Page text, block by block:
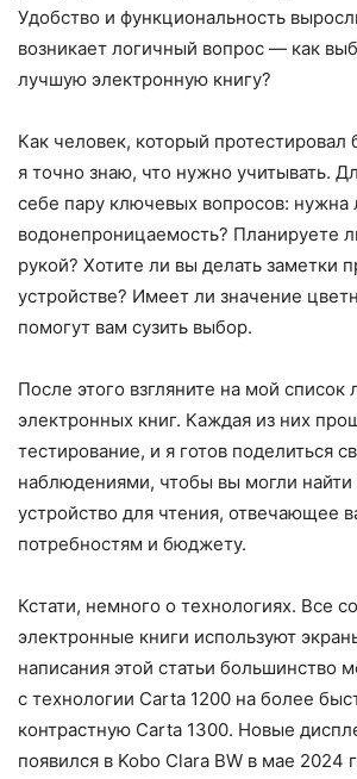
Удобство и функциональность
возникает логичный вопрос — как
лучшую электронную книгу?
Как человек, который протестировал
я точно знаю, что нужно учитывать.
себе пару ключевых вопросов: нужна
водонепроницаемость? Планируете
рукой? Хотите ли вы делать заметки
устройстве? Имеет ли значение
помогут вам сузить выбор.
После этого взгляните на мой список
электронных книг. Каждая из них
тестирование, и я готов поделиться
наблюдениями, чтобы вы могли найти
устройство для чтения, отвечающее
потребностям и бюджету.
Кстати, немного о технологиях. Все
электронные книги используют
написания этой статьи большинство
с технологии Carta 1200 на более
контрастную Carta 1300. Новые
появился в Kobo Clara BW в мае 2024